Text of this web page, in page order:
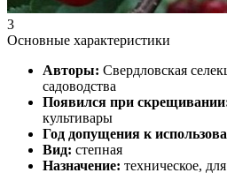
3
Основные характеристики
Авторы: Свердловская
садоводства
Появился при
культивары
Год допущения к
Вид: степная
Назначение: техническое,